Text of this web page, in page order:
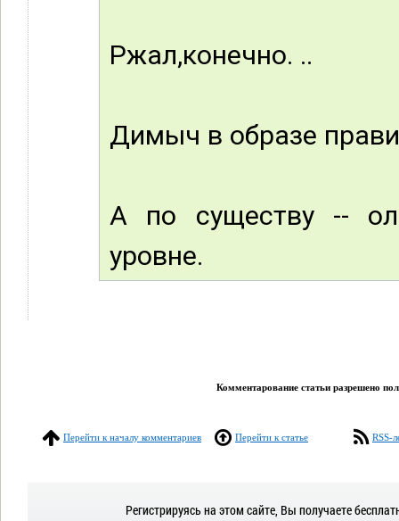
Ржал,конечно. ..
Димыч в образе
А по существу --
уровне.
Комментарование статьи разрешено
Перейти к началу комментариев Перейти к статье RSS-
Регистрируясь на этом сайте, Вы получаете